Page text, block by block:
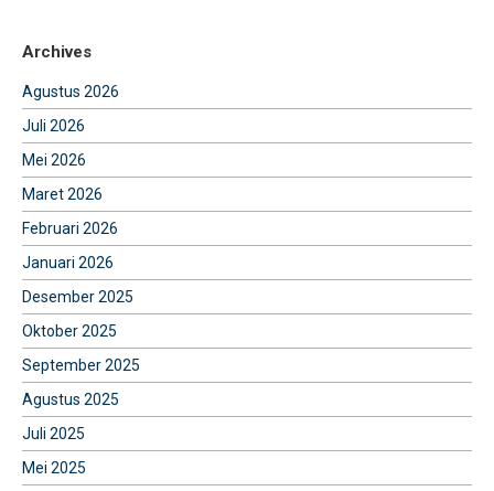
Archives
Agustus 2026
Juli 2026
Mei 2026
Maret 2026
Februari 2026
Januari 2026
Desember 2025
Oktober 2025
September 2025
Agustus 2025
Juli 2025
Mei 2025